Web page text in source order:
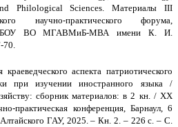
Philological Sciences. Материалы III
научно-практического форума,
ВО МГАВМиБ-МВА имени К. И.
70.
краеведческого аспекта патриотического
при изучении иностранного языка /
сборник материалов: в 2 кн. / XX
практическая конференция, Барнаул, 6
ГАУ, 2025. – Кн. 2. – 226 с. – С.